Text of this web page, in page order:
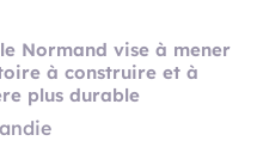
Normand vise à mener
à construire et à
plus durable